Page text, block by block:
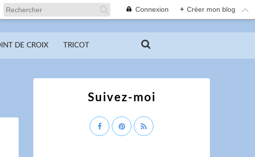
Connexion + Créer mon blog
DE CROIX TRICOT
Suivez-moi